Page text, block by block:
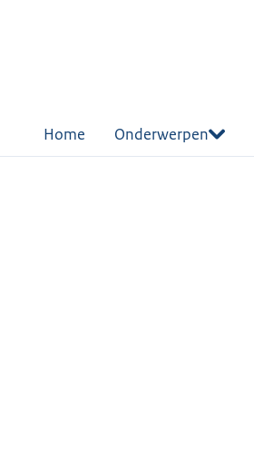
Home Onderwerpen